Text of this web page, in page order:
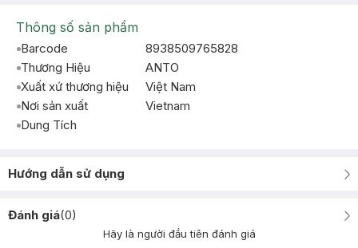
Thông số sản phẩm
Barcode
8938509765828
Thương Hiệu
ANTO
Xuất xứ thương hiệu
Việt Nam
Nơi sản xuất
Vietnam
Dung Tích
Hướng dẫn sử dụng
Đánh giá(0)
Hãy là người đầu tiên đánh giá